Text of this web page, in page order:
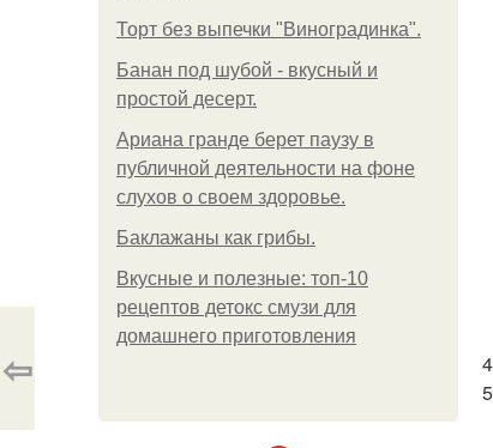
Торт без выпечки "Виноградинка".
Банан под шубой - вкусный и
простой десерт.
Ариана гранде берет паузу в
публичной деятельности на фоне
слухов о своем здоровье.
Баклажаны как грибы.
Вкусные и полезные: топ-10
рецептов детокс смузи для
домашнего приготовления
⇦